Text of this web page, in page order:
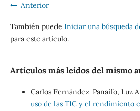
Anterior
También puede Iniciar una búsqueda
para este artículo.
Artículos más leídos del mismo
Carlos Fernández-Panaifo, Luz
uso de las TIC y el rendimiento